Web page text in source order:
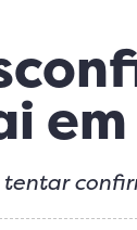
tentar